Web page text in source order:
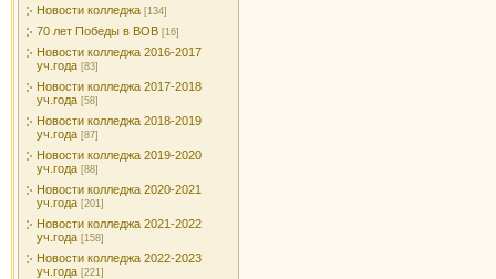
Новости колледжа [134]
70 лет Победы в ВОВ [16]
Новости колледжа 2016-2017
уч.года [83]
Новости колледжа 2017-2018
уч.года [58]
Новости колледжа 2018-2019
уч.года [87]
Новости колледжа 2019-2020
уч.года [88]
Новости колледжа 2020-2021
уч.года [201]
Новости колледжа 2021-2022
уч.года [158]
Новости колледжа 2022-2023
уч.года [221]